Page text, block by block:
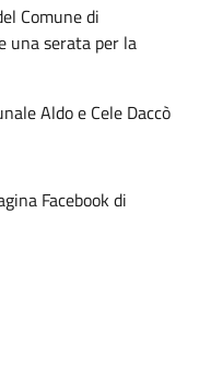
Comune di
una serata per la
Aldo e Cele Daccò
Facebook di